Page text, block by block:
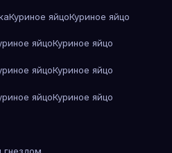
Куриное яйцоКуриное яйцо
яйцоКуриное яйцо
яйцоКуриное яйцо
яйцоКуриное яйцо